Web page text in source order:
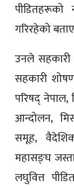
पीडितहरूको
गरिरहेको
उनले सहकारी
सहकारी
परिषद् नेपाल,
आन्दोलन,
समूह,
महासङ्घ
लघुवित्त